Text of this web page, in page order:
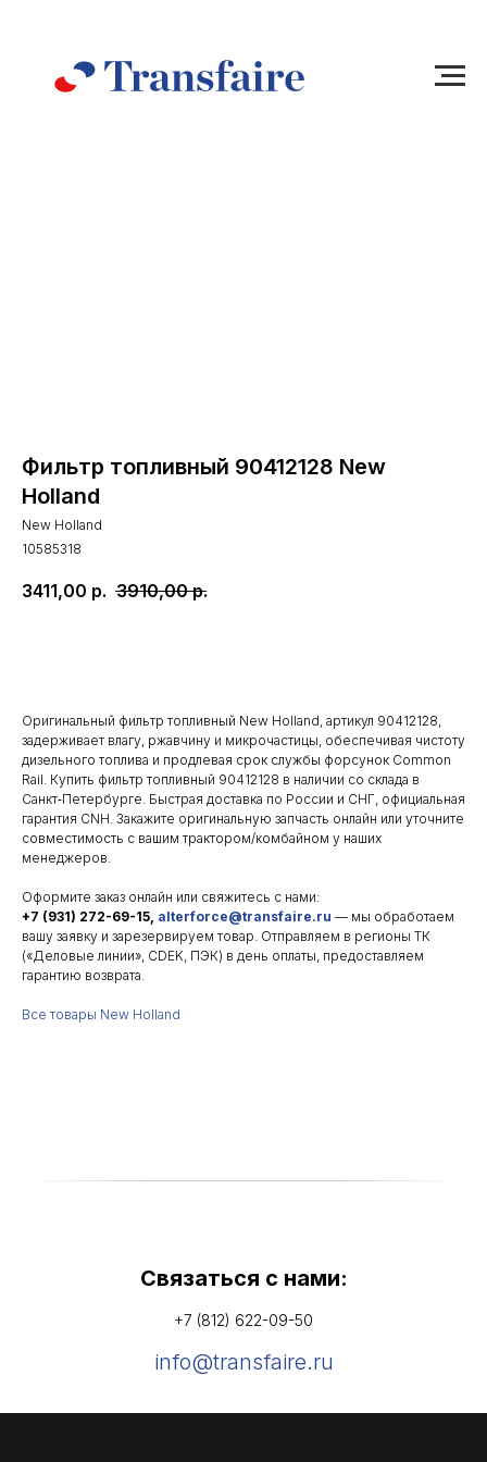
Фильтр топливный 90412128 New
Holland
New Holland
10585318
3411,00 р. 3910,00 р.
Оригинальный фильтр топливный New Holland, артикул 90412128,
задерживает влагу, ржавчину и микрочастицы, обеспечивая чистоту
дизельного топлива и продлевая срок службы форсунок Common
Rail. Купить фильтр топливный 90412128 в наличии со склада в
Санкт‑Петербурге. Быстрая доставка по России и СНГ, официальная
гарантия CNH. Закажите оригинальную запчасть онлайн или уточните
совместимость с вашим трактором/комбайном у наших
менеджеров.
Оформите заказ онлайн или свяжитесь с нами:
+7 (931) 272-69-15, alterforce@transfaire.ru — мы обработаем
вашу заявку и зарезервируем товар. Отправляем в регионы ТК
(«Деловые линии», CDEK, ПЭК) в день оплаты, предоставляем
гарантию возврата.
Все товары New Holland
Связаться с нами:
+7 (812) 622-09-50
info@transfaire.ru